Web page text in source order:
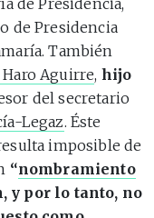
de Presidencia,
de Presidencia
También
Aguirre, hijo
del secretario
Legaz. Éste
imposible de
“nombramiento
y por lo tanto, no